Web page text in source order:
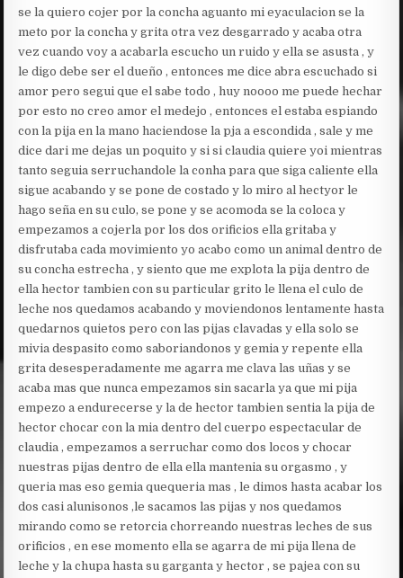
se la quiero cojer por la concha aguanto mi eyaculacion se la
meto por la concha y grita otra vez desgarrado y acaba otra
vez cuando voy a acabarla escucho un ruido y ella se asusta , y
le digo debe ser el dueño , entonces me dice abra escuchado si
amor pero segui que el sabe todo , huy noooo me puede hechar
por esto no creo amor el medejo , entonces el estaba espiando
con la pija en la mano haciendose la pja a escondida , sale y me
dice dari me dejas un poquito y si si claudia quiere yoi mientras
tanto seguia serruchandole la conha para que siga caliente ella
sigue acabando y se pone de costado y lo miro al hectyor le
hago seña en su culo, se pone y se acomoda se la coloca y
empezamos a cojerla por los dos orificios ella gritaba y
disfrutaba cada movimiento yo acabo como un animal dentro de
su concha estrecha , y siento que me explota la pija dentro de
ella hector tambien con su particular grito le llena el culo de
leche nos quedamos acabando y moviendonos lentamente hasta
quedarnos quietos pero con las pijas clavadas y ella solo se
mivia despasito como saboriandonos y gemia y repente ella
grita desesperadamente me agarra me clava las uñas y se
acaba mas que nunca empezamos sin sacarla ya que mi pija
empezo a endurecerse y la de hector tambien sentia la pija de
hector chocar con la mia dentro del cuerpo espectacular de
claudia , empezamos a serruchar como dos locos y chocar
nuestras pijas dentro de ella ella mantenia su orgasmo , y
queria mas eso gemia quequeria mas , le dimos hasta acabar los
dos casi alunisonos ,le sacamos las pijas y nos quedamos
mirando como se retorcia chorreando nuestras leches de sus
orificios , en ese momento ella se agarra de mi pija llena de
leche y la chupa hasta su garganta y hector , se pajea con su